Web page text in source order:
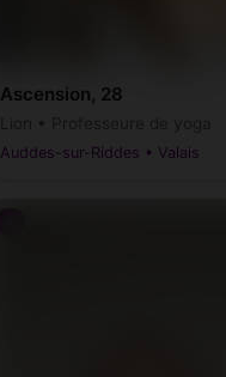
Ascension, 28
Auddes-sur-Riddes • Valais